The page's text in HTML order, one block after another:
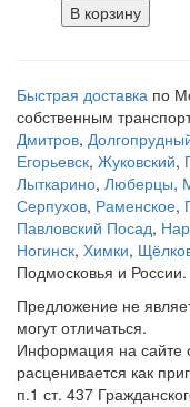
В корзину
Быстрая доставка по
собственным
Дмитров,
Егорьевск, Жуковский,
Лыткарино, Люберцы,
Серпухов, Раменское,
Павловский Посад,
Ногинск, Химки,
Подмосковья и России.
Предложение не
могут отличаться.
Информация на сайте
расценивается как
п.1 ст. 437